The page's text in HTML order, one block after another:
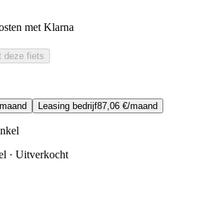
met Klarna
deze fiets
Leasing bedrijf87,06 €/maand
· Uitverkocht